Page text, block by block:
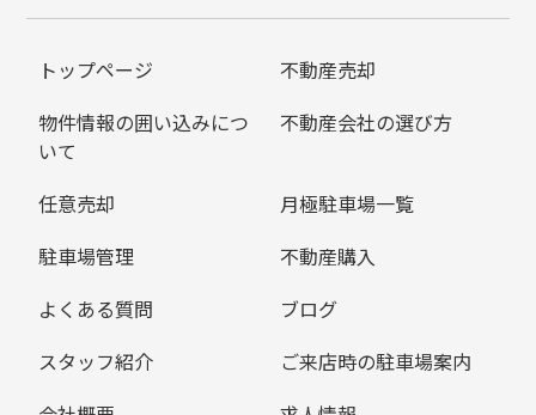
トップページ
不動産売却
物件情報の囲い込みにつ
いて
不動産会社の選び方
任意売却
月極駐車場一覧
駐車場管理
不動産購入
よくある質問
ブログ
スタッフ紹介
ご来店時の駐車場案内